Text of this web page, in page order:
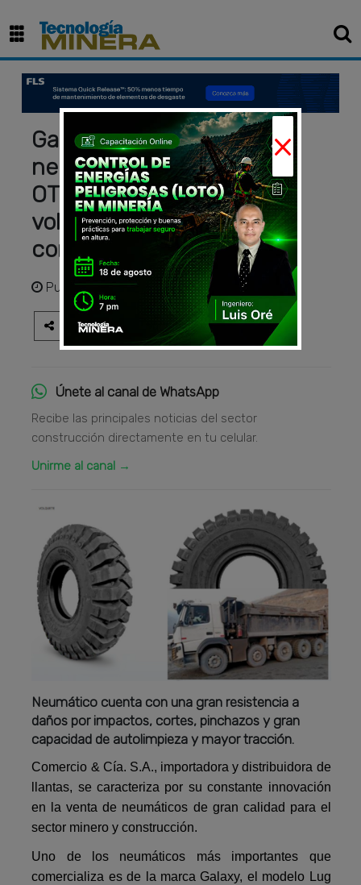
Galaxy Lug King E-4, el
neumático convencional
OTR de gran utilidad para
volquetes mineros y de
construcción
Publicadohace 3 años
Únete al canal de WhatsApp
Recibe las principales noticias del sector
construcción directamente en tu celular.
Unirme al canal →
Neumático cuenta con una gran resistencia a
daños por impactos, cortes, pinchazos y gran
capacidad de autolimpieza y mayor tracción.
Comercio & Cía. S.A., importadora y distribuidora de
llantas, se caracteriza por su constante innovación
en la venta de neumáticos de gran calidad para el
sector minero y construcción.
Uno de los neumáticos más importantes que
comercializa es de la marca Galaxy, el modelo Lug
×